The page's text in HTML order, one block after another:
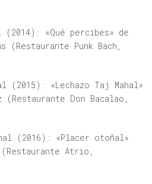
(2014): «Qué percibes» de
(Restaurante Punk Bach,
(2015): «Lechazo Taj Mahal»
Don Bacalao,
(2016): «Placer otoñal»
Atrio,